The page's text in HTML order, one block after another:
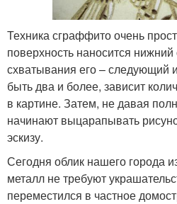
Техника сграффито очень
поверхность наносится
схватывания его – следующий
быть два и более, зависит
в картине. Затем, не давая
начинают выцарапывать
эскизу.
Сегодня облик нашего города
металл не требуют
переместился в частное